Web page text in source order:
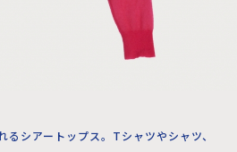
シアートップス。Tシャツやシャツ、